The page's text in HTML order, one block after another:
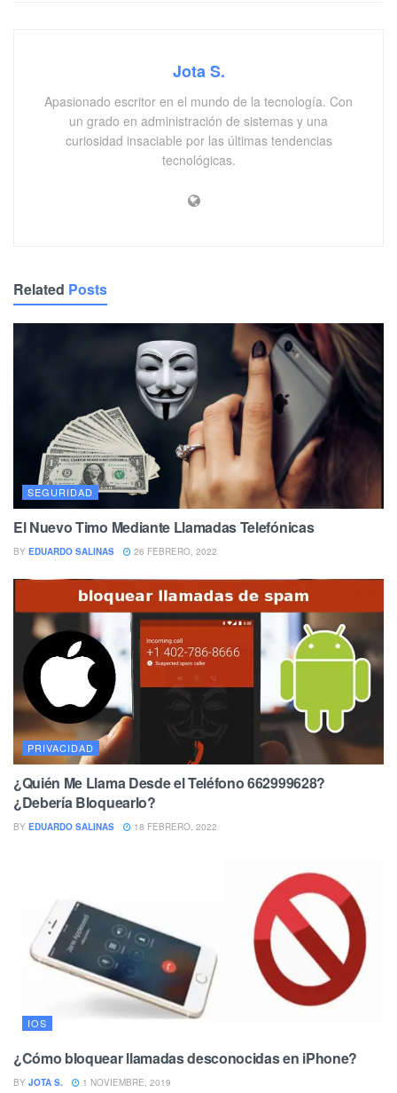
Jota S.
Apasionado escritor en el mundo de la tecnología. Con
un grado en administración de sistemas y una
curiosidad insaciable por las últimas tendencias
tecnológicas.
Related Posts
SEGURIDAD
El Nuevo Timo Mediante Llamadas Telefónicas
BY EDUARDO SALINAS 26 FEBRERO, 2022
PRIVACIDAD
¿Quién Me Llama Desde el Teléfono 662999628?
¿Debería Bloquearlo?
BY EDUARDO SALINAS 18 FEBRERO, 2022
IOS
¿Cómo bloquear llamadas desconocidas en iPhone?
BY JOTA S. 1 NOVIEMBRE, 2019